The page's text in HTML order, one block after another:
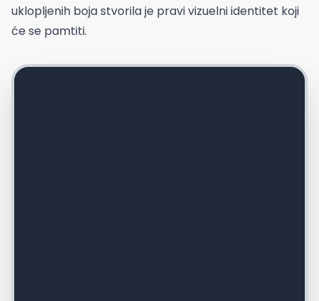
uklopljenih boja stvorila je pravi vizuelni identitet koji
će se pamtiti.